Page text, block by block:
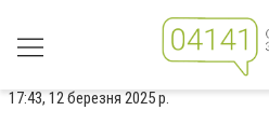
17:43, 12 березня 2025 р.